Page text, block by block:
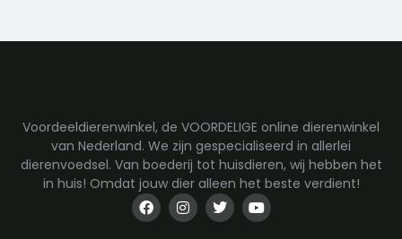
Voordeeldierenwinkel, de VOORDELIGE online dierenwinkel
van Nederland. We zijn gespecialiseerd in allerlei
dierenvoedsel. Van boederij tot huisdieren, wij hebben het
in huis! Omdat jouw dier alleen het beste verdient!
F
a
c
I
n
s
T
w
i
Y
o
u